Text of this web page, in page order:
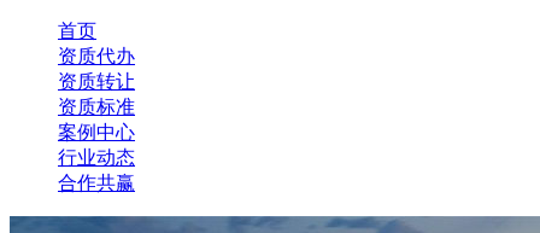
首页
资质代办
资质转让
资质标准
案例中心
行业动态
合作共赢